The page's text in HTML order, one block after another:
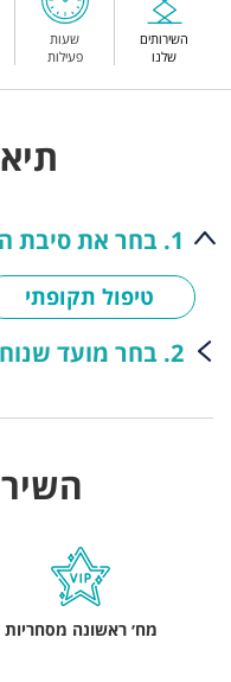
השירותים
שלנו
שעות
פעילות
1. בחר את סיבת הביקור
טיפול תקופתי
2. בחר מועד שנוח לך
מח׳ ראשונה מסחריות